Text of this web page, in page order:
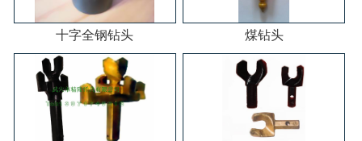
十字全钢钻头 煤钻头